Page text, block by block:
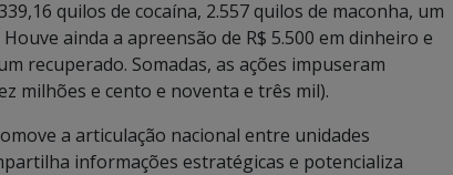
quilos de cocaína, 2.557 quilos de maconha, um
ainda a apreensão de R$ 5.500 em dinheiro e
recuperado. Somadas, as ações impuseram
milhões e cento e noventa e três mil).
a articulação nacional entre unidades
informações estratégicas e potencializa